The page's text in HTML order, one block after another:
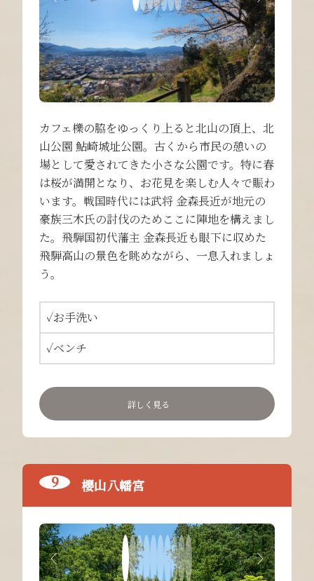
カフェ櫟の脇をゆっくり上ると北山の頂上、北
山公園 鮎崎城址公園。古くから市民の憩いの
場として愛されてきた小さな公園です。特に春
は桜が満開となり、お花見を楽しむ人々で賑わ
います。戦国時代には武将 金森長近が地元の
豪族三木氏の討伐のためここに陣地を構えまし
た。飛騨国初代藩主 金森長近も眼下に収めた
飛騨高山の景色を眺めながら、一息入れましょ
う。
✓お手洗い
✓ベンチ
詳しく見る
櫻山八幡宮